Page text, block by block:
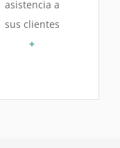
asistencia a
sus clientes
+